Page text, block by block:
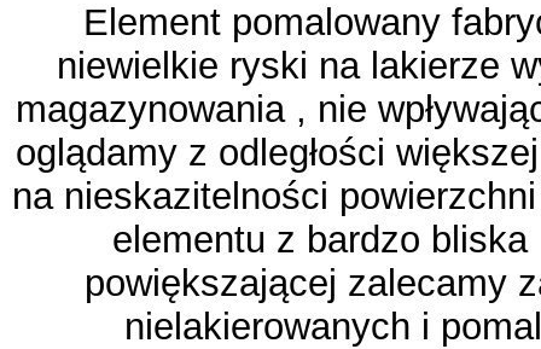
Element pomalowany
niewielkie ryski na lakierze
magazynowania , nie
oglądamy z odległości
na nieskazitelności
elementu z bardzo
powiększającej zalecamy
nielakierowanych i